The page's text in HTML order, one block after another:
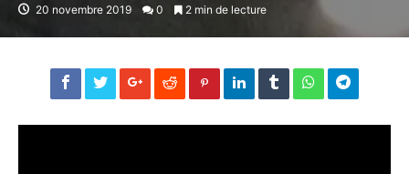
20 novembre 2019 0 2 min de lecture